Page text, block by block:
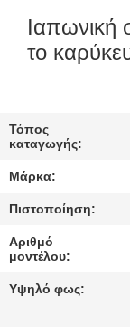
ΣΤΟ
ΈΛΕΓΧΟΣ
ΜΑΖΊ
ΜΑΣ
Ιαπωνική
το
Τόπος
καταγωγής:
Μάρκα:
Πιστοποίηση:
Αριθμό
μοντέλου:
Υψηλό φως: